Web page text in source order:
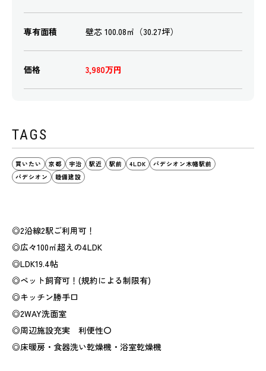
専有面積 壁芯 100.08㎡（30.27坪）
価格 3,980万円
TAGS
買いたい 京都 宇治 駅近 駅前 4LDK
パデシオン木幡駅前
パデシオン
睦備建設
◎2沿線2駅ご利用可！
◎広々100㎡超えの4LDK
◎LDK19.4帖
◎ペット飼育可！(規約による制限有)
◎キッチン勝手口
◎2WAY洗面室
◎周辺施設充実 利便性〇
◎床暖房・食器洗い乾燥機・浴室乾燥機